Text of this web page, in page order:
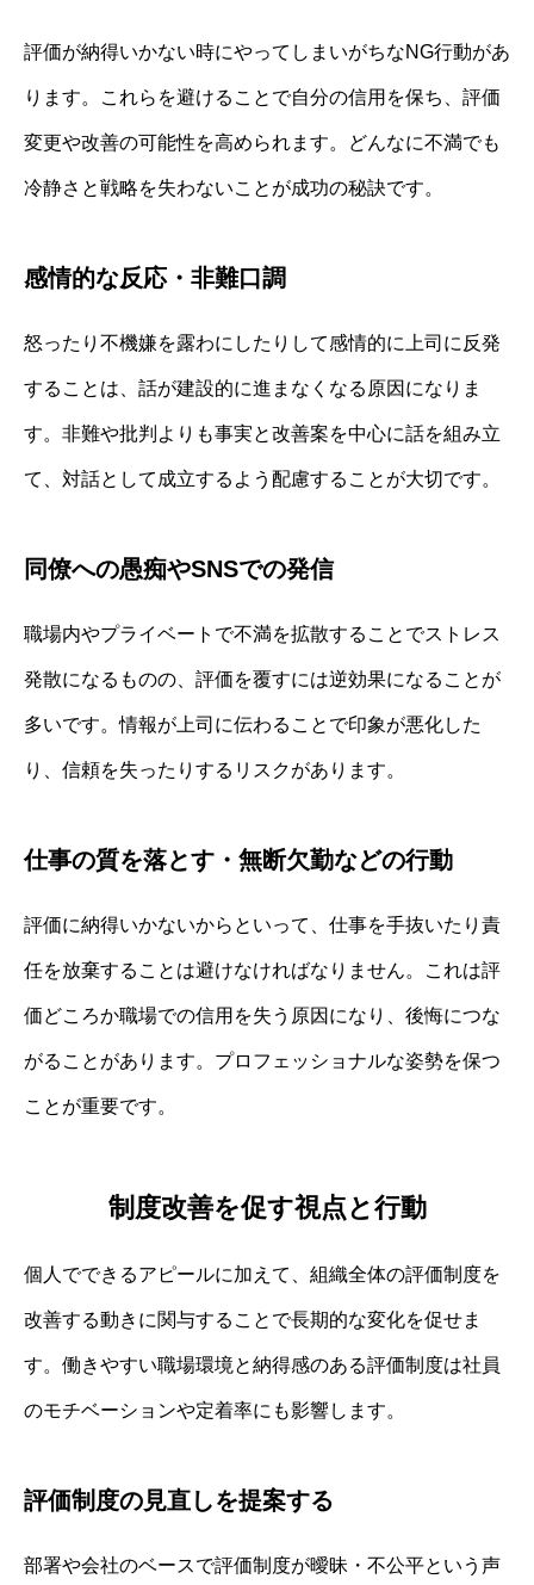
評価が納得いかない時にやってしまいがちなNG行動があ
ります。これらを避けることで自分の信用を保ち、評価
変更や改善の可能性を高められます。どんなに不満でも
冷静さと戦略を失わないことが成功の秘訣です。
感情的な反応・非難口調
怒ったり不機嫌を露わにしたりして感情的に上司に反発
することは、話が建設的に進まなくなる原因になりま
す。非難や批判よりも事実と改善案を中心に話を組み立
て、対話として成立するよう配慮することが大切です。
同僚への愚痴やSNSでの発信
職場内やプライベートで不満を拡散することでストレス
発散になるものの、評価を覆すには逆効果になることが
多いです。情報が上司に伝わることで印象が悪化した
り、信頼を失ったりするリスクがあります。
仕事の質を落とす・無断欠勤などの行動
評価に納得いかないからといって、仕事を手抜いたり責
任を放棄することは避けなければなりません。これは評
価どころか職場での信用を失う原因になり、後悔につな
がることがあります。プロフェッショナルな姿勢を保つ
ことが重要です。
制度改善を促す視点と行動
個人でできるアピールに加えて、組織全体の評価制度を
改善する動きに関与することで長期的な変化を促せま
す。働きやすい職場環境と納得感のある評価制度は社員
のモチベーションや定着率にも影響します。
評価制度の見直しを提案する
部署や会社のベースで評価制度が曖昧・不公平という声